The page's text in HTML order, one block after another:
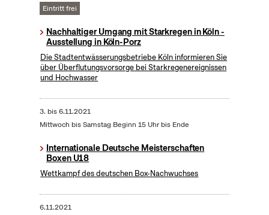
Eintritt frei
Nachhaltiger Umgang mit Starkregen in Köln -
Ausstellung in Köln-Porz
Die Stadtentwässerungsbetriebe Köln informieren Sie
über Überflutungsvorsorge bei Starkregenereignissen
und Hochwasser
3. bis6.11.2021
Mittwoch bis Samstag Beginn 15 Uhr bis Ende
Internationale Deutsche Meisterschaften
Boxen U18
Wettkampf des deutschen Box-Nachwuchses
6.11.2021